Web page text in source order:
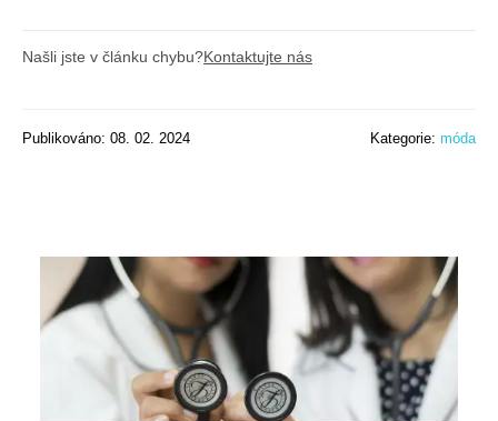
Našli jste v článku chybu?Kontaktujte nás
Publikováno: 08. 02. 2024 Kategorie: móda